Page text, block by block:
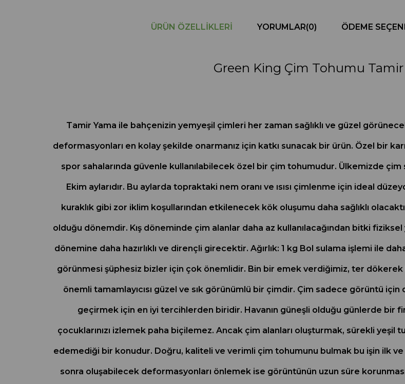
ÜRÜN ÖZELLIKLERI YORUMLAR(0) ÖDEME
Green King Çim Tohumu Tamir
Tamir Yama ile bahçenizin yemyeşil çimleri her zaman sağlıklı ve güzel
deformasyonları en kolay şekilde onarmanız için katkı sunacak bir ürün. Özel bir
spor sahalarında güvenle kullanılabilecek özel bir çim tohumudur. Ülkemizde
Ekim aylarıdır. Bu aylarda topraktaki nem oranı ve ısısı çimlenme için ideal
kuraklık gibi zor iklim koşullarından etkilenecek kök oluşumu daha sağlıklı
olduğu dönemdir. Kış döneminde çim alanlar daha az kullanılacağından bitki fiziksel
dönemine daha hazırlıklı ve dirençli girecektir. Ağırlık: 1 kg Bol sulama işlemi ile
görünmesi şüphesiz bizler için çok önemlidir. Bin bir emek verdiğimiz, ter dökerek
önemli tamamlayıcısı güzel ve sık görünümlü bir çimdir. Çim sadece görüntü
geçirmek için en iyi tercihlerden biridir. Havanın güneşli olduğu günlerde bir
çocuklarınızı izlemek paha biçilemez. Ancak çim alanları oluşturmak, sürekli yeşil
edemediği bir konudur. Doğru, kaliteli ve verimli çim tohumunu bulmak bu işin ilk
sonra oluşabilecek deformasyonları önlemek ise görüntünün uzun süre